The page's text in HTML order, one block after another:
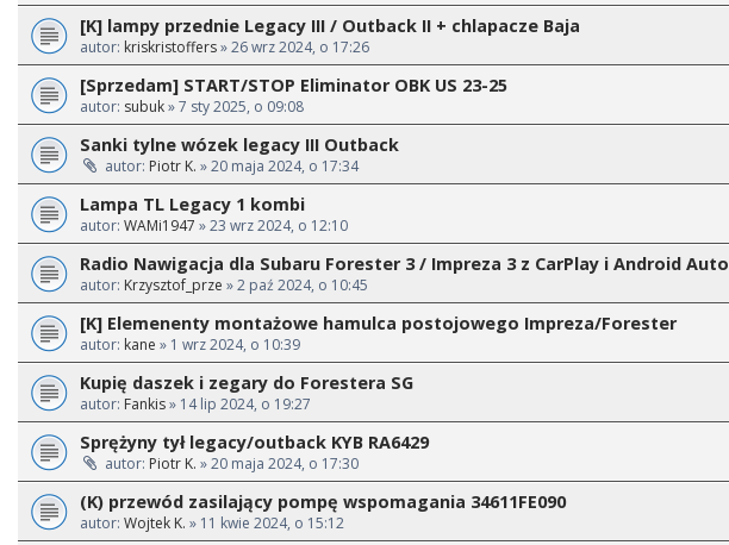
[K] lampy przednie Legacy III / Outback II + chlapacze Baja
autor: kriskristoffers» 26 wrz 2024, o 17:26
[Sprzedam] START/STOP Eliminator OBK US 23-25
autor: subuk» 7 sty 2025, o 09:08
Sanki tylne wózek legacy III Outback
autor: Piotr K. » 20 maja 2024, o 17:34
Lampa TL Legacy 1 kombi
autor: WAMi1947 » 23 wrz 2024, o 12:10
Radio Nawigacja dla Subaru Forester 3 / Impreza 3 z CarPlay i Android Auto
autor: Krzysztof_prze » 2 paź 2024, o 10:45
[K] Elemenenty montażowe hamulca postojowego Impreza/Forester
autor: kane » 1 wrz 2024, o 10:39
Kupię daszek i zegary do Forestera SG
autor: Fankis» 14 lip 2024, o 19:27
Sprężyny tył legacy/outback KYB RA6429
autor: Piotr K. » 20 maja 2024, o 17:30
(K) przewód zasilający pompę wspomagania 34611FE090
autor: Wojtek K. » 11 kwie 2024, o 15:12